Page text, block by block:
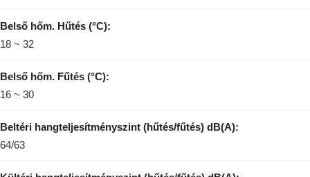
Belső hőm. Hűtés (°C):
18 ~ 32
Belső hőm. Fűtés (°C):
16 ~ 30
Beltéri hangteljesítményszint (hűtés/fűtés) dB(A):
64/63